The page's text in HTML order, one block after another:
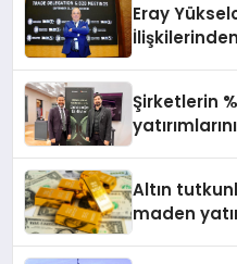
Eray
Şirketlerin
Altın
maden